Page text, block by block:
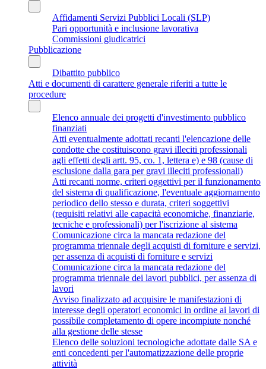
Affidamenti Servizi Pubblici Locali (SLP)
Pari opportunità e inclusione lavorativa
Commissioni giudicatrici
Pubblicazione
Dibattito pubblico
Atti e documenti di carattere generale riferiti a tutte le
procedure
Elenco annuale dei progetti d'investimento pubblico
finanziati
Atti eventualmente adottati recanti l'elencazione delle
condotte che costituiscono gravi illeciti professionali
agli effetti degli artt. 95, co. 1, lettera e) e 98 (cause di
esclusione dalla gara per gravi illeciti professionali)
Atti recanti norme, criteri oggettivi per il funzionamento
del sistema di qualificazione, l'eventuale aggiornamento
periodico dello stesso e durata, criteri soggettivi
(requisiti relativi alle capacità economiche, finanziarie,
tecniche e professionali) per l'iscrizione al sistema
Comunicazione circa la mancata redazione del
programma triennale degli acquisti di forniture e servizi,
per assenza di acquisti di forniture e servizi
Comunicazione circa la mancata redazione del
programma triennale dei lavori pubblici, per assenza di
lavori
Avviso finalizzato ad acquisire le manifestazioni di
interesse degli operatori economici in ordine ai lavori di
possibile completamento di opere incompiute nonché
alla gestione delle stesse
Elenco delle soluzioni tecnologiche adottate dalle SA e
enti concedenti per l'automatizzazione delle proprie
attività